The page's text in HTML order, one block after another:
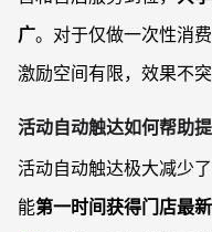
广。对于仅做一次性消
激励空间有限，效果不突
活动自动触达如何帮助
活动自动触达极大减少
能第一时间获得门店最